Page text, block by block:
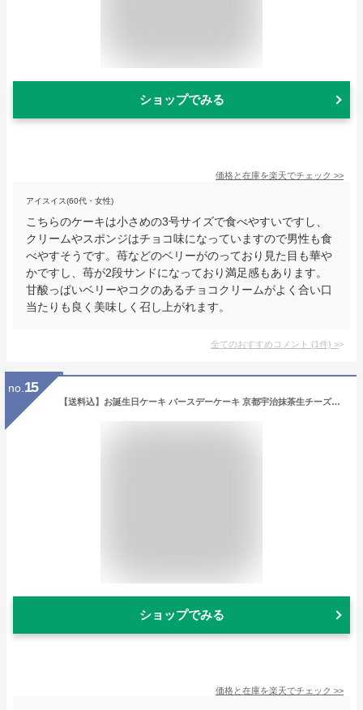
ショップでみる
価格と在庫を楽天でチェック >>
アイスイス(60代・女性)
こちらのケーキは小さめの3号サイズで食べやすいですし、
クリームやスポンジはチョコ味になっていますので男性も食
べやすそうです。苺などのベリーがのっており見た目も華や
かですし、苺が2段サンドになっており満足感もあります。
甘酸っぱいベリーやコクのあるチョコクリームがよく合い口
当たりも良く美味しく召し上がれます。
全てのおすすめコメント (1件) >
no. 15
【送料込】お誕生日ケーキ バースデーケーキ 京都宇治抹茶生チーズケーキジェミニ 4号(約12cm 2〜4名様)お誕生日 バースデー 御祝 ギフト 敬老の日 暑中お見舞 プレゼント 記念日 贈り物 誕生日 内祝い 土産|チーズケーキ 抹茶ケーキ あす楽対応
ショップでみる
価格と在庫を楽天でチェック >>